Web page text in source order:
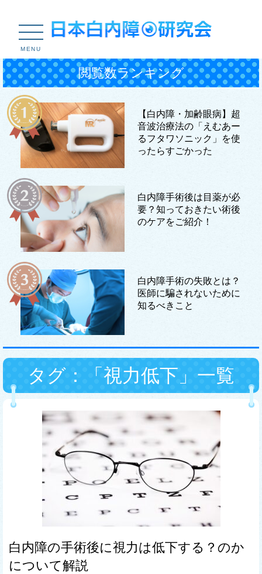
MENU
閲覧数ランキング
【白内障・加齢眼病】超
音波治療法の「えむあー
るフタワソニック」を使
ったらすごかった
白内障手術後は目薬が必
要？知っておきたい術後
のケアをご紹介！
白内障手術の失敗とは？
医師に騙されないために
知るべきこと
タグ：「視力低下」一覧
白内障の手術後に視力は低下する？のか
について解説